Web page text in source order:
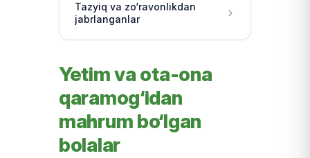
Tazyiq va zo‘ravonlikdan
jabrlanganlar
Yetim va ota-ona
qaramog‘idan
mahrum bo‘lgan
bolalar